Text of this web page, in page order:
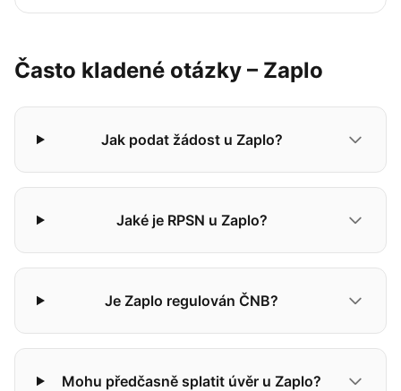
Často kladené otázky – Zaplo
Jak podat žádost u Zaplo?
Jaké je RPSN u Zaplo?
Je Zaplo regulován ČNB?
Mohu předčasně splatit úvěr u Zaplo?